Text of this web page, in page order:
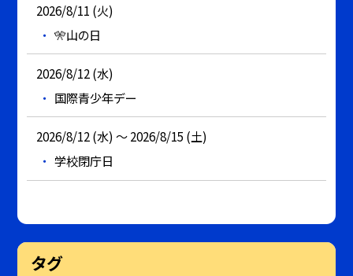
2026/8/11 (火)
🎌山の日
2026/8/12 (水)
国際青少年デー
2026/8/12 (水) ～ 2026/8/15 (土)
学校閉庁日
タグ